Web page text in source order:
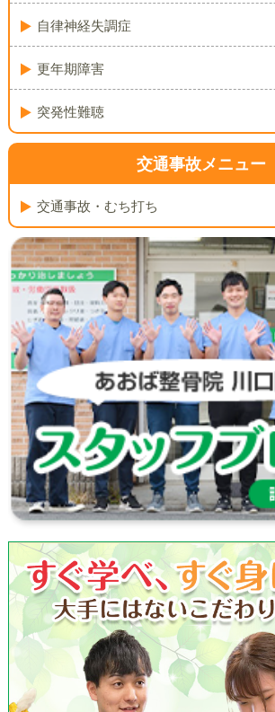
自律神経失調症
更年期障害
突発性難聴
交通事故メニュー
交通事故・むち打ち